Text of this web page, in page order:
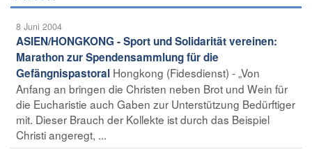
8 Juni 2004
ASIEN/HONGKONG - Sport und Solidarität vereinen:
Marathon zur Spendensammlung für die
Gefängnispastoral Hongkong (Fidesdienst) - „Von
Anfang an bringen die Christen neben Brot und Wein für
die Eucharistie auch Gaben zur Unterstützung Bedürftiger
mit. Dieser Brauch der Kollekte ist durch das Beispiel
Christi angeregt, ...